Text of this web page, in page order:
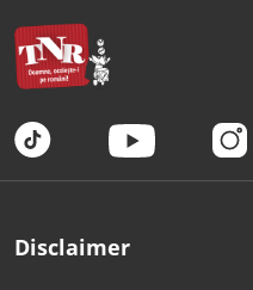
Disclaimer